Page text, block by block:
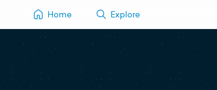
Home Explore